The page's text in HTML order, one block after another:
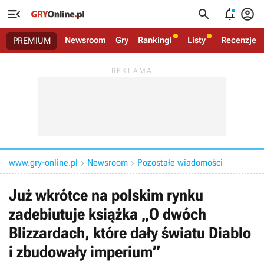
   
PREMIUM Newsroom Gry Rankingi Listy Recenzje
www.gry-online.pl  Newsroom  Pozostałe wiadomości
Już wkrótce na polskim rynku
zadebiutuje książka „O dwóch
Blizzardach, które dały światu Diablo
i zbudowały imperium”